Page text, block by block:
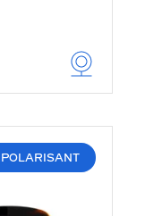
POLARISANT